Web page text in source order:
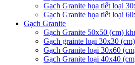
Gạch Granite họa tiết loại
Gạch Granite họa tiết loại
Gạch Granite
Gạch Granite 50x50 (cm)
Gạch grainte loại 30x30 (cm)
Gạch Granite loại 30x60
Gạch Granite loại 40x40